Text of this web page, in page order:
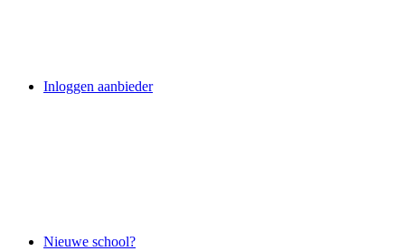
Inloggen aanbieder
Nieuwe school?